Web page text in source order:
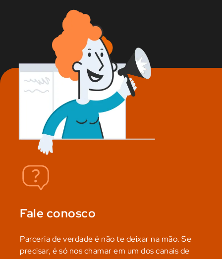
Fale conosco
Parceria de verdade é não te deixar na mão. Se
precisar, é só nos chamar em um dos canais de